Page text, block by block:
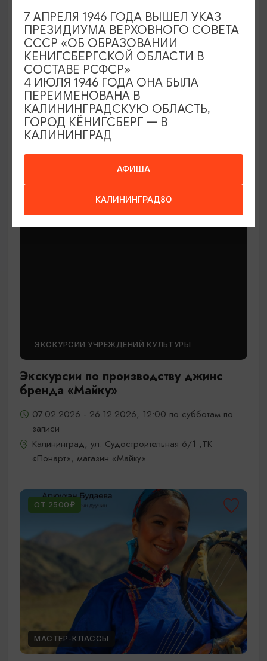
МАСТЕР-КЛАССЫ
Мастер-классы по керамике Елены
Бодяковой
Калининград, ул. Баранова, 45
ЭКСКУРСИИ УЧРЕЖДЕНИЙ КУЛЬТУРЫ
Экскурсии по производству джинс
бренда «Майку»
07.02.2026 - 26.12.2026, 12:00 по субботам по
записи
Калининград, ул. Судостроительная 6/1 ,ТК
«Понарт», магазин «Майку»
ОТ 2500₽
МАСТЕР-КЛАССЫ
АФИША
КАЛИНИНГРАД80
7 АПРЕЛЯ 1946 ГОДА ВЫШЕЛ УКАЗ
ПРЕЗИДИУМА ВЕРХОВНОГО СОВЕТА
СССР «ОБ ОБРАЗОВАНИИ
КЕНИГСБЕРГСКОЙ ОБЛАСТИ В
СОСТАВЕ РСФСР»
4 ИЮЛЯ 1946 ГОДА ОНА БЫЛА
ПЕРЕИМЕНОВАНА В
КАЛИНИНГРАДСКУЮ ОБЛАСТЬ,
ГОРОД КЁНИГСБЕРГ — В
КАЛИНИНГРАД